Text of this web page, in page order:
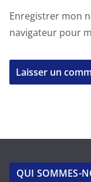
Enregistrer mon
navigateur pour
QUI SOMMES-